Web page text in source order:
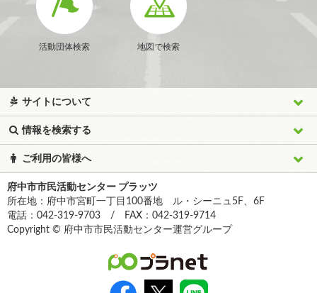
活動団体検索 地図で検索
サイトについて
情報を検索する
ご利用の皆様へ
府中市市民活動センター プラッツ
所在地：府中市宮町一丁目100番地 ル・シーニュ5F、6F
電話：042-319-9703 / FAX：042-319-9714
Copyright © 府中市市民活動センター運営グループ